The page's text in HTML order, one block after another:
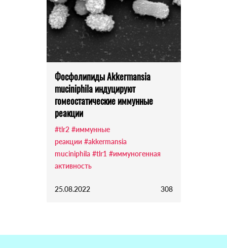
Фосфолипиды Akkermansia
muciniphila индуцируют
гомеостатические иммунные
реакции
#tlr2 #иммунные
реакции #akkermansia
muciniphila #tlr1 #иммуногенная
активность
25.08.2022 308